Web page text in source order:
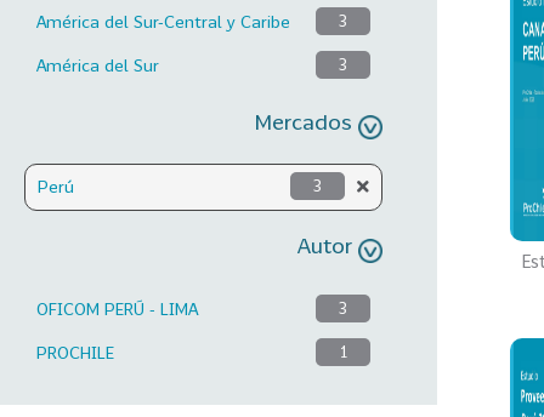
América del Sur-Central y Caribe 3
América del Sur 3
Mercados
Perú 3
Autor
OFICOM PERÚ - LIMA 3
PROCHILE 1